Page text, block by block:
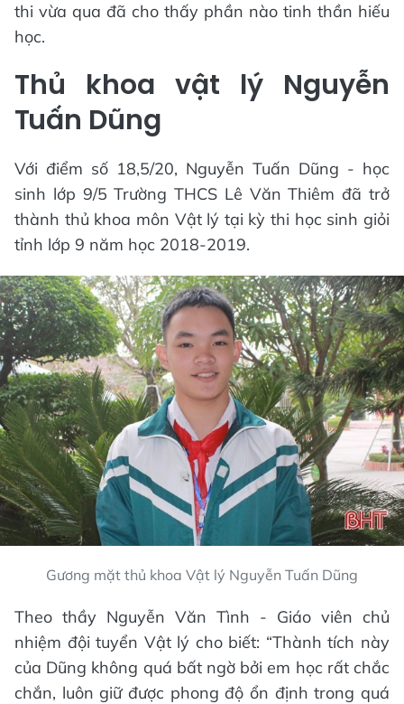
thi vừa qua đã cho thấy phần nào tinh thần hiếu
học.
Thủ khoa vật lý Nguyễn
Tuấn Dũng
Với điểm số 18,5/20, Nguyễn Tuấn Dũng - học
sinh lớp 9/5 Trường THCS Lê Văn Thiêm đã trở
thành thủ khoa môn Vật lý tại kỳ thi học sinh giỏi
tỉnh lớp 9 năm học 2018-2019.
Gương mặt thủ khoa Vật lý Nguyễn Tuấn Dũng
Theo thầy Nguyễn Văn Tình - Giáo viên chủ
nhiệm đội tuyển Vật lý cho biết: “Thành tích này
của Dũng không quá bất ngờ bởi em học rất chắc
chắn, luôn giữ được phong độ ổn định trong quá